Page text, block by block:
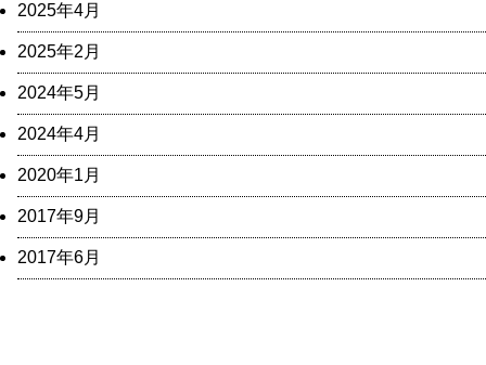
2025年4月
2025年2月
2024年5月
2024年4月
2020年1月
2017年9月
2017年6月